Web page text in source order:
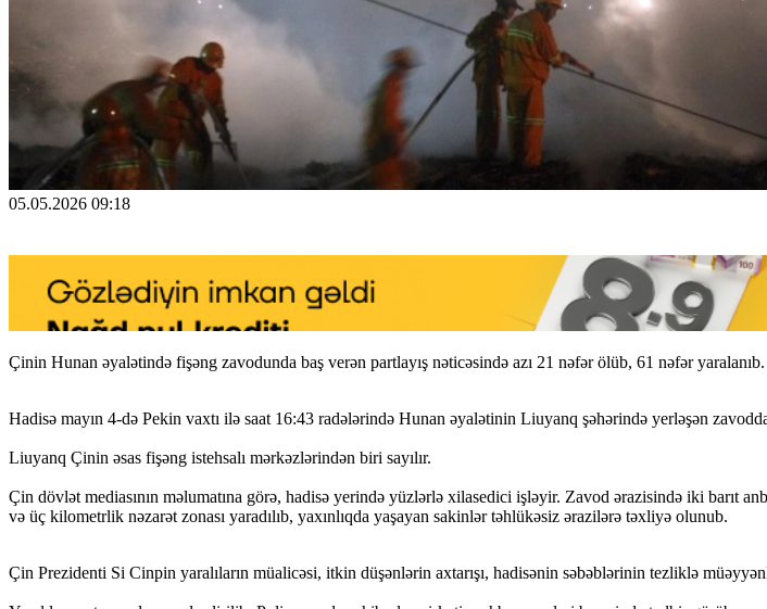
05.05.2026 09:18
Çinin Hunan əyalətində fişəng zavodunda baş verən partlayış nəticəsində azı 21 nəfər ölüb, 61 nəfər yaralanıb.
Hadisə mayın 4-də Pekin vaxtı ilə saat 16:43 radələrində Hunan əyalətinin Liuyanq şəhərində yerləşən
Liuyanq Çinin əsas fişəng istehsalı mərkəzlərindən biri sayılır.
Çin dövlət mediasının məlumatına görə, hadisə yerində yüzlərlə xilasedici işləyir. Zavod ərazisində iki barıt
və üç kilometrlik nəzarət zonası yaradılıb, yaxınlıqda yaşayan sakinlər təhlükəsiz ərazilərə təxliyə olunub.
Çin Prezidenti Si Cinpin yaralıların müalicəsi, itkin düşənlərin axtarışı, hadisənin səbəblərinin tezliklə